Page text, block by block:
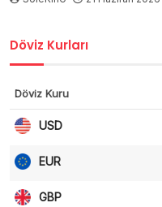
Döviz Kurları
Döviz Kuru
USD
EUR
GBP